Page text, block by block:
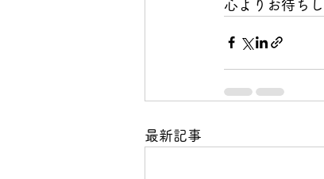
心よりお待ち
最新記事